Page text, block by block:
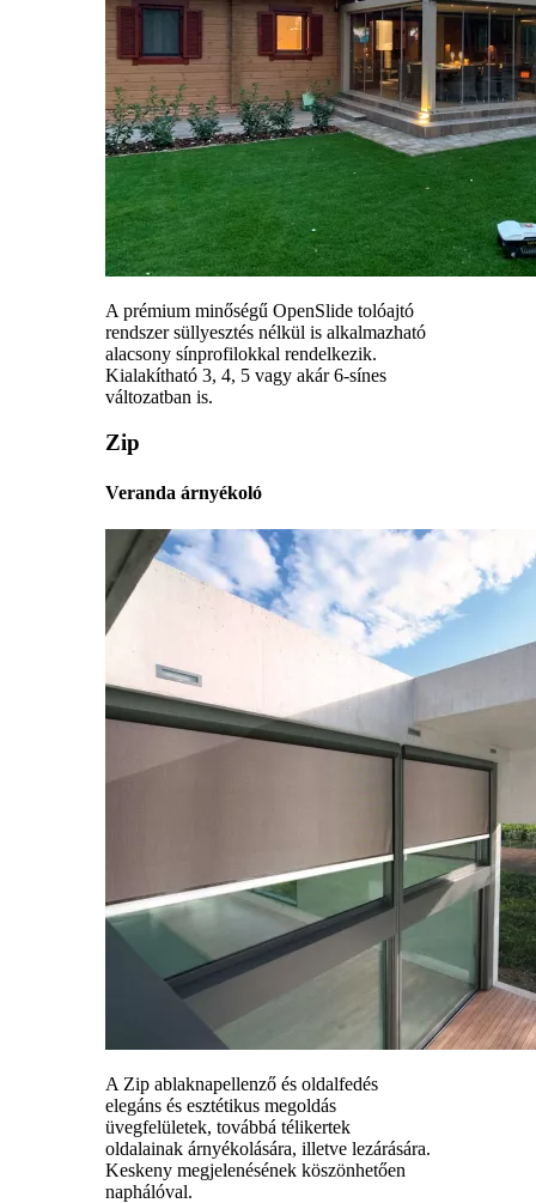
A prémium minőségű OpenSlide tolóajtó
rendszer süllyesztés nélkül is alkalmazható
alacsony sínprofilokkal rendelkezik.
Kialakítható 3, 4, 5 vagy akár 6-sínes
változatban is.
Zip
Veranda árnyékoló
A Zip ablaknapellenző és oldalfedés
elegáns és esztétikus megoldás
üvegfelületek, továbbá télikertek
oldalainak árnyékolására, illetve lezárására.
Keskeny megjelenésének köszönhetően
naphálóval.